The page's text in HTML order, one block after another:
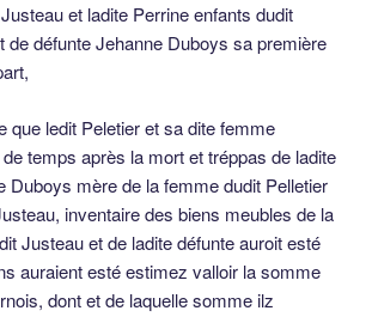
et ladite Perrine enfants dudit
de défunte Jehanne Duboys sa première
que ledit Peletier et sa dite femme
temps après la mort et tréppas de ladite
Duboys mère de la femme dudit Pelletier
inventaire des biens meubles de la
Justeau et de ladite défunte auroit esté
auraient esté estimez valloir la somme
dont et de laquelle somme ilz